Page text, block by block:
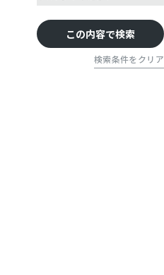
高速IC周辺
この内容で検索
検索条件をクリア